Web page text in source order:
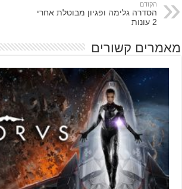
הקודם
הסדרה גלימה ופגיון מבוטלת אחרי
2 עונות
מאמרים קשורים